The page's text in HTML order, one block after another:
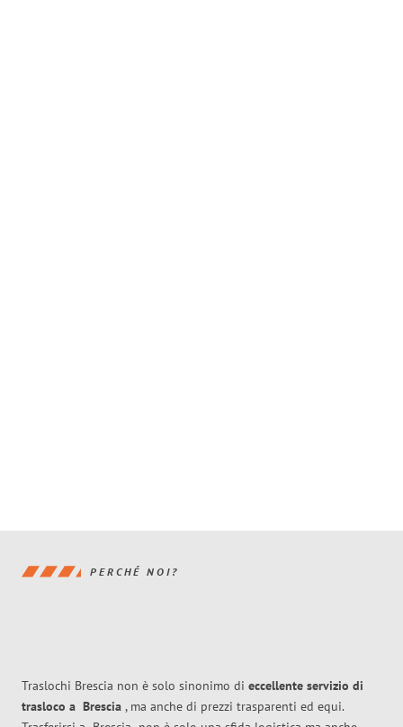
PERCHÉ NOI?
Traslochi Brescia non è solo sinonimo di eccellente servizio di
trasloco a Brescia , ma anche di prezzi trasparenti ed equi.